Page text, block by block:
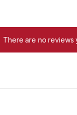
There are no reviews